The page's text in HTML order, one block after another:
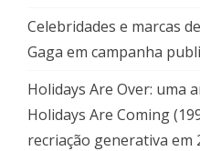
Celebridades e marcas
Gaga em campanha
Holidays Are Over: uma
Holidays Are Coming
recriação generativa em